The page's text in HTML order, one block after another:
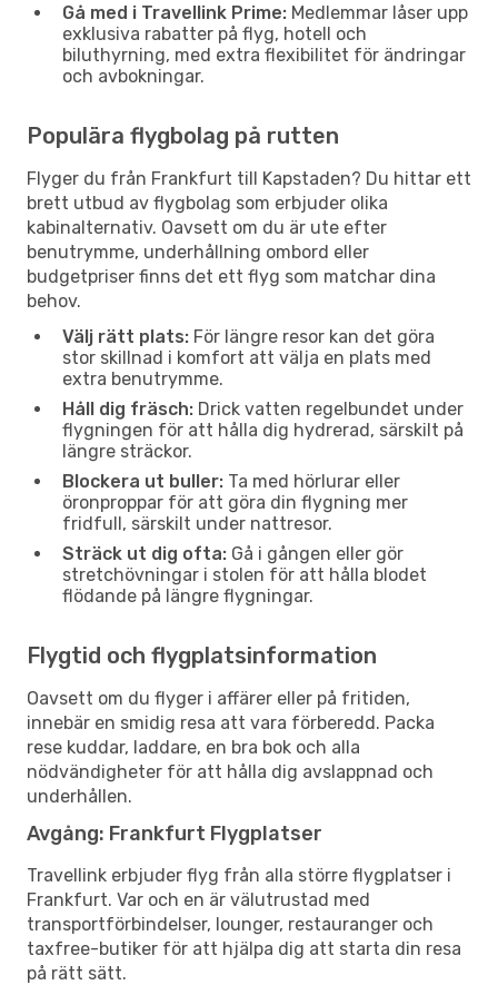
Gå med i Travellink Prime: Medlemmar låser upp
exklusiva rabatter på flyg, hotell och
biluthyrning, med extra flexibilitet för ändringar
och avbokningar.
Populära flygbolag på rutten
Flyger du från Frankfurt till Kapstaden? Du hittar ett
brett utbud av flygbolag som erbjuder olika
kabinalternativ. Oavsett om du är ute efter
benutrymme, underhållning ombord eller
budgetpriser finns det ett flyg som matchar dina
behov.
Välj rätt plats: För längre resor kan det göra
stor skillnad i komfort att välja en plats med
extra benutrymme.
Håll dig fräsch: Drick vatten regelbundet under
flygningen för att hålla dig hydrerad, särskilt på
längre sträckor.
Blockera ut buller: Ta med hörlurar eller
öronproppar för att göra din flygning mer
fridfull, särskilt under nattresor.
Sträck ut dig ofta: Gå i gången eller gör
stretchövningar i stolen för att hålla blodet
flödande på längre flygningar.
Flygtid och flygplatsinformation
Oavsett om du flyger i affärer eller på fritiden,
innebär en smidig resa att vara förberedd. Packa
rese kuddar, laddare, en bra bok och alla
nödvändigheter för att hålla dig avslappnad och
underhållen.
Avgång: Frankfurt Flygplatser
Travellink erbjuder flyg från alla större flygplatser i
Frankfurt. Var och en är välutrustad med
transportförbindelser, lounger, restauranger och
taxfree-butiker för att hjälpa dig att starta din resa
på rätt sätt.